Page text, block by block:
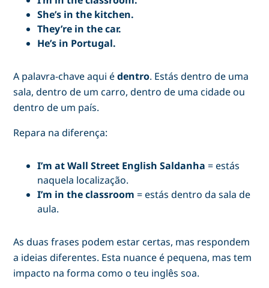
She’s in the kitchen.
They’re in the car.
He’s in Portugal.
A palavra-chave aqui édentro. Estás dentro de uma
sala, dentro de um carro, dentro de uma cidade ou
dentro de um país.
Repara na diferença:
I’m at Wall Street English Saldanha = estás
naquela localização.
I’m in the classroom = estás dentro da sala de
aula.
As duas frases podem estar certas, mas respondem
a ideias diferentes. Esta nuance é pequena, mas tem
impacto na forma como o teu inglês soa.